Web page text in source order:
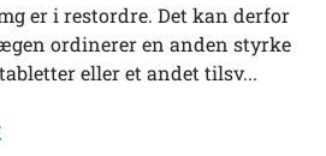
er i restordre. Det kan derfor
ordinerer en anden styrke
eller et andet tilsv...